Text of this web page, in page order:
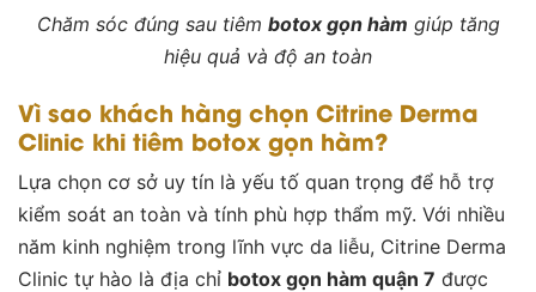
Chăm sóc đúng sau tiêm botox gọn hàm giúp tăng
hiệu quả và độ an toàn
Vì sao khách hàng chọn Citrine Derma
Clinic khi tiêm botox gọn hàm?
Lựa chọn cơ sở uy tín là yếu tố quan trọng để hỗ trợ
kiểm soát an toàn và tính phù hợp thẩm mỹ. Với nhiều
năm kinh nghiệm trong lĩnh vực da liễu, Citrine Derma
Clinic tự hào là địa chỉ botox gọn hàm quận 7 được